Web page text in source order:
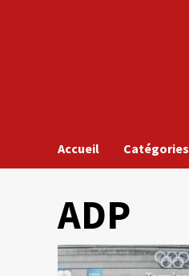
Accueil Catégories
ADP